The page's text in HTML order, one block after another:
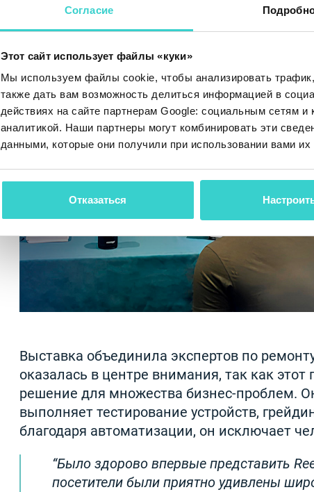
Согласие
Этот сайт использует файлы «куки»
Мы используем файлы cookie, чтобы анализировать
также дать вам возможность делиться информацией в
действиях на сайте партнерам Google: социальным сетям
аналитикой. Наши партнеры могут комбинировать эти
данными, которые они получили при использовании вами их
Отказаться
Выставка объединила экспертов по
оказалась в центре внимания, так как
решение для множества бизнес-проблем.
выполняет тестирование устройств,
благодаря автоматизации, он исключает
Было здорово впервые представить
посетители были приятно удивлены